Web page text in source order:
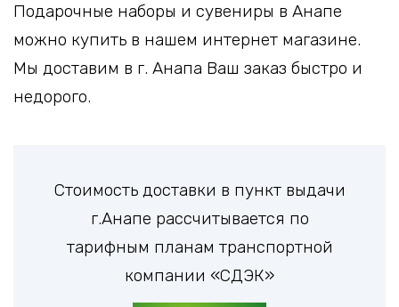
Подарочные наборы и сувениры в Анапе
можно купить в нашем интернет магазине.
Мы доставим в г. Анапа Ваш заказ быстро и
недорого.
Стоимость доставки в пункт выдачи
г.Анапе рассчитывается по
тарифным планам транспортной
компании «СДЭК»